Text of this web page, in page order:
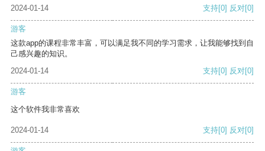
2024-01-14
支持[0] 反对[0]
游客
这款app的课程非常丰富，可以满足我不同的学习需求，让我能够找到自
己感兴趣的知识。
2024-01-14
支持[0] 反对[0]
游客
这个软件我非常喜欢
2024-01-14 支持[0] 反对[0]